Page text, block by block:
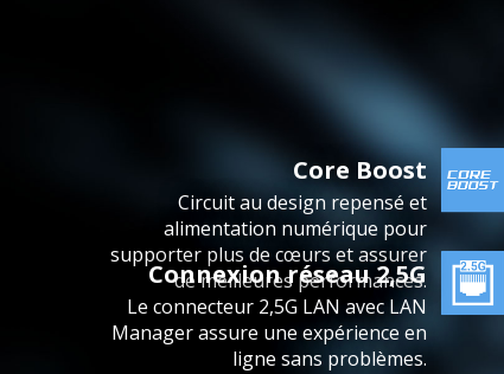
Core Boost
Circuit au design repensé et
alimentation numérique pour
supporter plus de cœurs et assurer
de meilleures performances.
Connexion réseau 2,5G
Le connecteur 2,5G LAN avec LAN
Manager assure une expérience en
ligne sans problèmes.